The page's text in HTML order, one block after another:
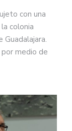
con una
colonia
Guadalajara.
por medio de